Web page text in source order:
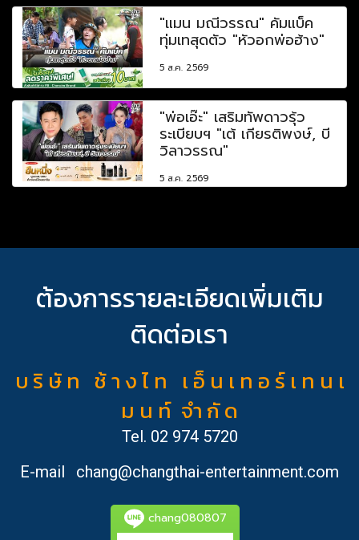
"แมน มณีวรรณ" คัมแบ็ค
ทุ่มเทสุดตัว "หัวอกพ่อฮ้าง"
5 ส.ค. 2569
"พ่อเอ๊ะ" เสริมทัพดาวรุ้ว
ระเบียบฯ "เต้ เกียรติพงษ์, บี
วิลาวรรณ"
5 ส.ค. 2569
ต้องการรายละเอียดเพิ่มเติม
ติดต่อเรา
บ ริ ษั ท ช้ า ง ไ ท เ อ็ น เ ท อ ร์ เ ท น เ
ม น ท์ จำ กั ด
Tel. 02 974 5720
E-mail
chang@changthai-entertainment.com
chang080807